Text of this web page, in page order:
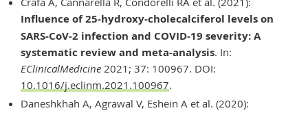
Influence of 25-hydroxy-cholecalciferol levels on
SARS-CoV-2 infection and COVID-19 severity: A
systematic review and meta-analysis. In:
EClinicalMedicine 2021; 37: 100967. DOI:
10.1016/j.eclinm.2021.100967.
Daneshkhah A, Agrawal V, Eshein A et al. (2020):